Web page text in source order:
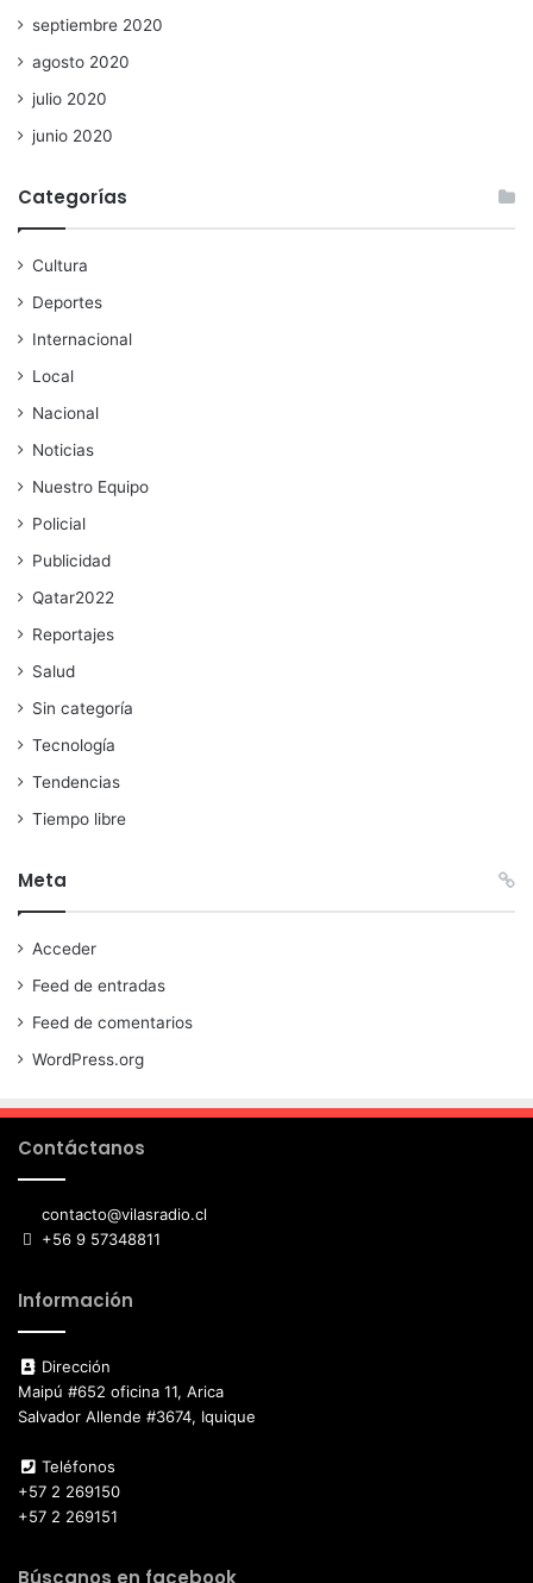
septiembre 2020
agosto 2020
julio 2020
junio 2020
Categorías
Cultura
Deportes
Internacional
Local
Nacional
Noticias
Nuestro Equipo
Policial
Publicidad
Qatar2022
Reportajes
Salud
Sin categoría
Tecnología
Tendencias
Tiempo libre
Meta
Acceder
Feed de entradas
Feed de comentarios
WordPress.org
Contáctanos
contacto@vilasradio.cl
+56 9 57348811
Información
Dirección
Maipú #652 oficina 11, Arica
Salvador Allende #3674, Iquique
Teléfonos
+57 2 269150
+57 2 269151
Búscanos en facebook